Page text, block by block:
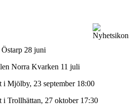
28 juni
Norra Kvarken 11 juli
Mjölby, 23 september 18:00
Trollhättan, 27 oktober 17:30